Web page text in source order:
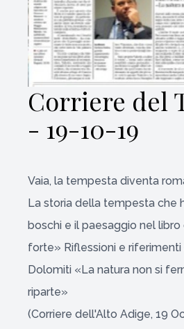
Corriere del
- 19-10-19
Vaia, la tempesta diventa
La storia della tempesta che
boschi e il paesaggio nel
forte» Riflessioni e
Dolomiti «La natura non si
riparte»
(Corriere dell'Alto Adige, 19